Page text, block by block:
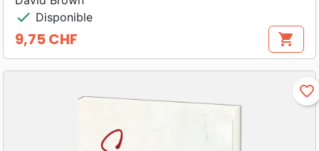
check Disponible
Prix
9,75 CHF shopping_cart
favorite_border